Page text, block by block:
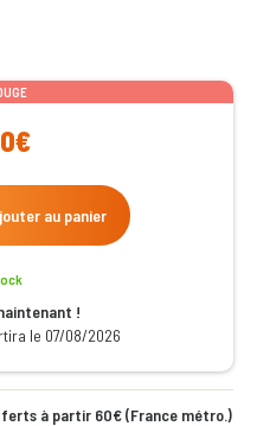
au panier
!
le 07/08/2026
à partir 60€ (France métro.)